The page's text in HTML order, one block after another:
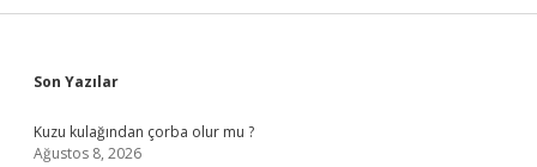
Sidebar
Son Yazılar
Kuzu kulağından çorba olur mu ?
Ağustos 8, 2026